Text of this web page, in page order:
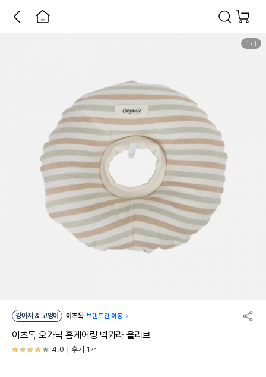
1 / 1
강아지 & 고양이 이츠독 브랜드관 이동
이츠독 오가닉 홈케어링 넥카라 올리브
4.0 후기 1개